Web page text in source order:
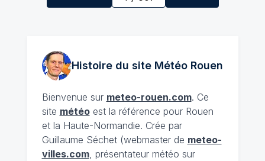
Histoire du site Météo Rouen
Bienvenue sur meteo-rouen.com. Ce
site météoest la référence pour Rouen
et la Haute-Normandie. Crée par
Guillaume Séchet (webmaster de meteo-
villes.com, présentateur météo sur